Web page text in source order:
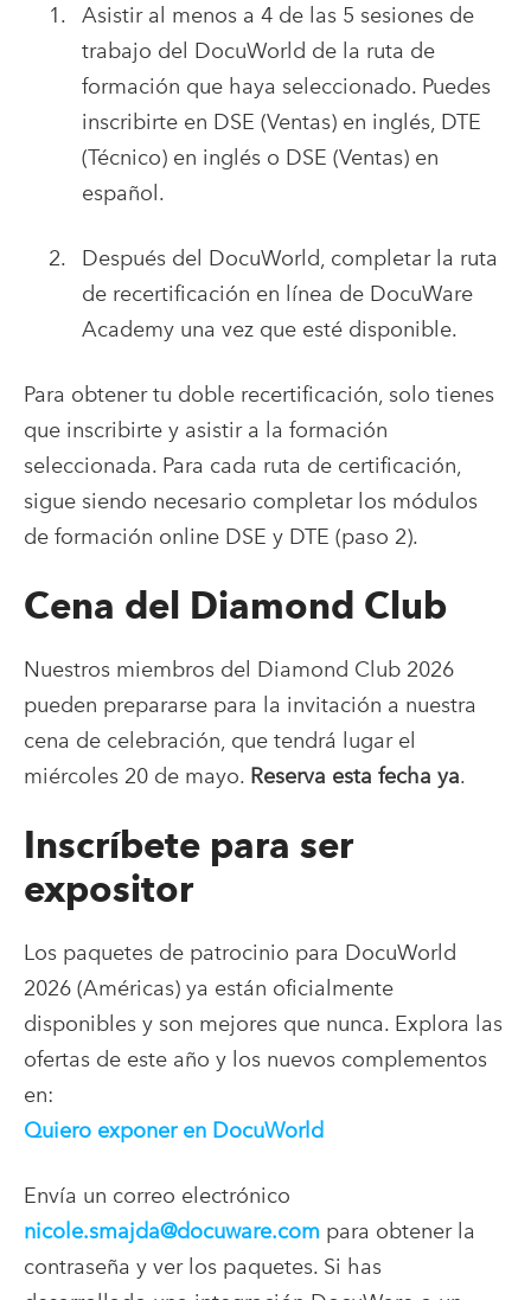
Asistir al menos a 4 de las 5 sesiones de
trabajo del DocuWorld de la ruta de
formación que haya seleccionado. Puedes
inscribirte en DSE (Ventas) en inglés, DTE
(Técnico) en inglés o DSE (Ventas) en
español.
Después del DocuWorld, completar la ruta
de recertificación en línea de DocuWare
Academy una vez que esté disponible.
Para obtener tu doble recertificación, solo tienes
que inscribirte y asistir a la formación
seleccionada. Para cada ruta de certificación,
sigue siendo necesario completar los módulos
de formación online DSE y DTE (paso 2).
Cena del Diamond Club
Nuestros miembros del Diamond Club 2026
pueden prepararse para la invitación a nuestra
cena de celebración, que tendrá lugar el
miércoles 20 de mayo. Reserva esta fecha ya.
Inscríbete para ser
expositor
Los paquetes de patrocinio para DocuWorld
2026 (Américas) ya están oficialmente
disponibles y son mejores que nunca. Explora las
ofertas de este año y los nuevos complementos
en:
Quiero exponer en DocuWorld
Envía un correo electrónico
nicole.smajda@docuware.com para obtener la
contraseña y ver los paquetes. Si has